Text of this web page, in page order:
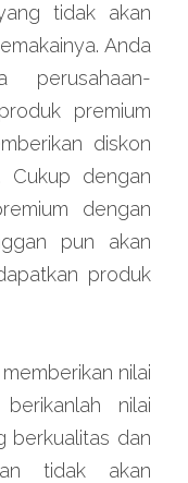
tidak akan
Anda
perusahaan-
premium
diskon
Cukup dengan
dengan
pun akan
produk
nilai
nilai
berkualitas dan
tidak akan